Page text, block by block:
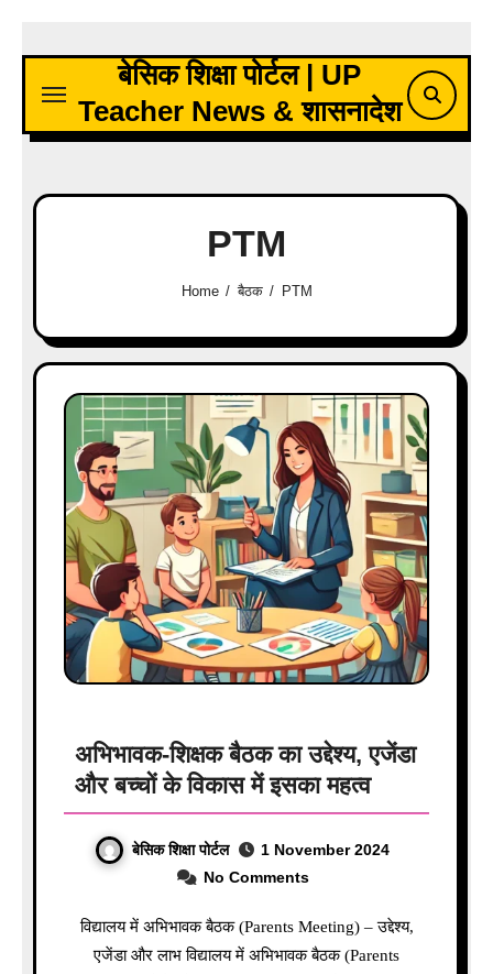
content
बेसिक शिक्षा पोर्टल | UP
Teacher News & शासनादेश
PTM
Home बैठक PTM
अभिभावक-शिक्षक बैठक का उद्देश्य, एजेंडा
और बच्चों के विकास में इसका महत्व
बेसिक शिक्षा पोर्टल
1 November 2024
No Comments
विद्यालय में अभिभावक बैठक (Parents Meeting) – उद्देश्य,
एजेंडा और लाभ विद्यालय में अभिभावक बैठक (Parents